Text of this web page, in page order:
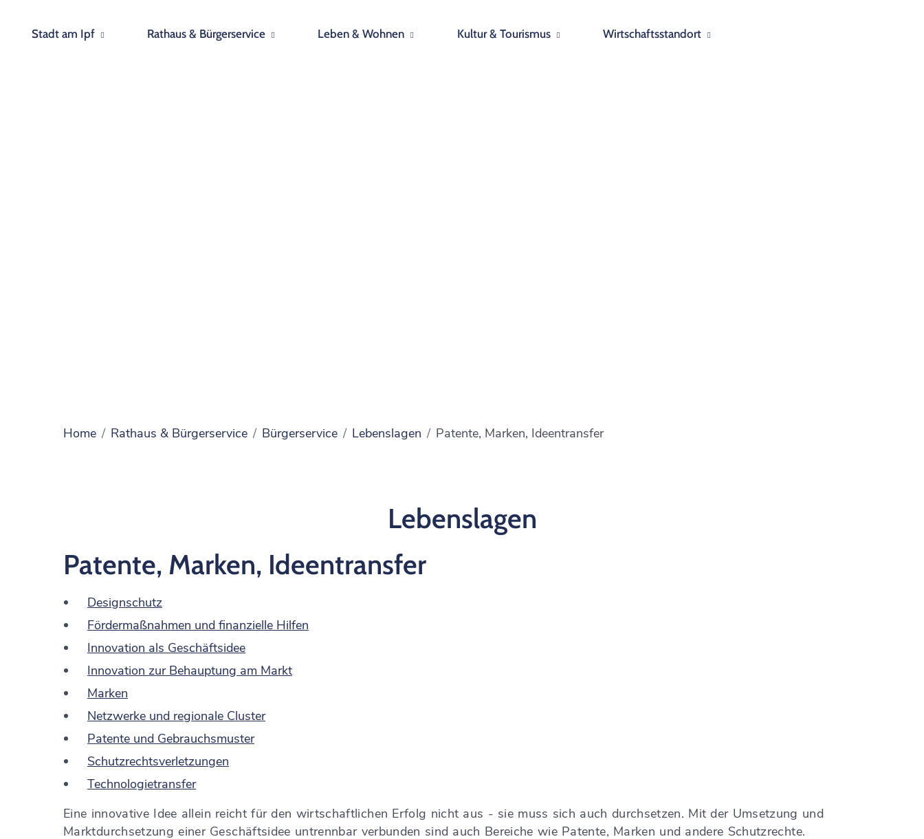
Stadt am Ipf Rathaus & Bürgerservice Leben & Wohnen Kultur & Tourismus Wirtschaftsstandort
Home Rathaus & Bürgerservice Bürgerservice Lebenslagen Patente, Marken, Ideentransfer
Lebenslagen
Patente, Marken, Ideentransfer
Designschutz
Fördermaßnahmen und finanzielle Hilfen
Innovation als Geschäftsidee
Innovation zur Behauptung am Markt
Marken
Netzwerke und regionale Cluster
Patente und Gebrauchsmuster
Schutzrechtsverletzungen
Technologietransfer
Eine innovative Idee allein reicht für den wirtschaftlichen Erfolg nicht aus - sie muss sich auch durchsetzen. Mit der Umsetzung und
Marktdurchsetzung einer Geschäftsidee untrennbar verbunden sind auch Bereiche wie Patente, Marken und andere Schutzrechte.